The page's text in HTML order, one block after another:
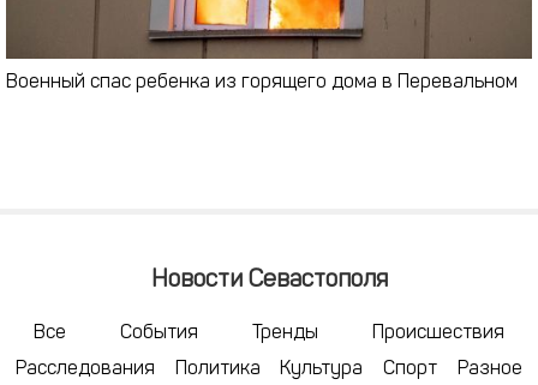
Военный спас ребенка из горящего дома в Перевальном
Новости Севастополя
Все События Тренды
Происшествия
Расследования
Политика Культура Спорт Разное